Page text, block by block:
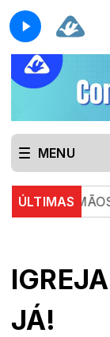
MENU
ÚLTIMAS
JÁ!